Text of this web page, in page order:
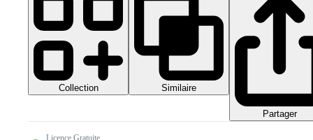
Collection Similaire
Partager
Licence Gratuite